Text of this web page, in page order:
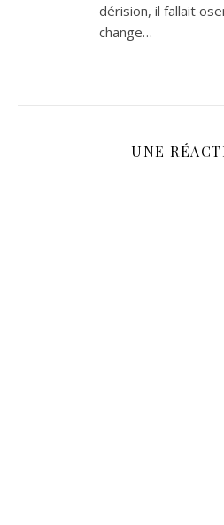
dérision, il fallait
change…
UNE